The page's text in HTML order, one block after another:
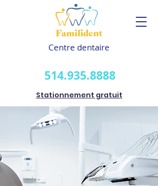
Centre dentaire
Stationnement gratuit
514.935.8888